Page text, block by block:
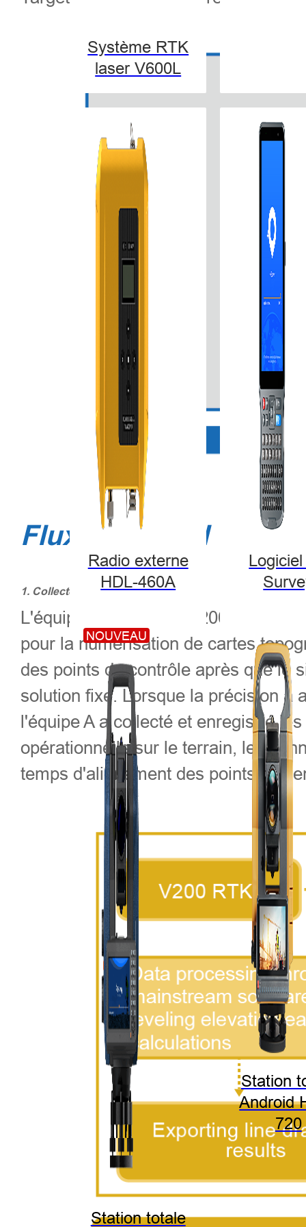
Système RTK
laser V600L
Radio externe
HDL-460A
NOUVEAU
Station totale
Station
Android
720
Flux de travail
1. Collecte sur le terrain
L'équipe A a utilisé le V200 RTK
pour la numérisation de cartes
des points de contrôle après que le
solution fixe. Lorsque la précision a
l'équipe A a collecté et enregistré
opérationnelle sur le terrain, les
temps d'alignement des points de